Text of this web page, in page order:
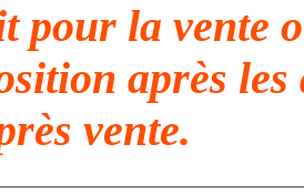
pour la vente
après
vente.